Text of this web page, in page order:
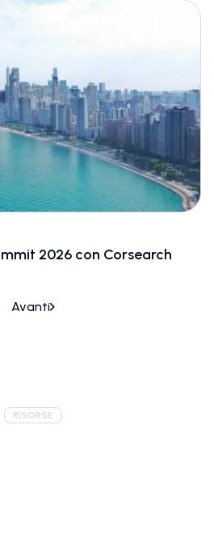
2026 con Corsearch
Avanti
RISORSE